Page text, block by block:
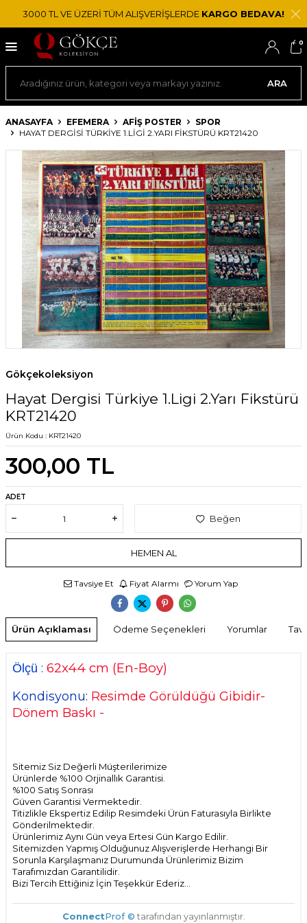
3000 TL VE ÜZERİ TÜM ALIŞVERİŞLERDE KARGO BEDAVA!
ARA
0
ANASAYFA EFEMERA AFIŞ POSTER
SPOR
HAYAT DERGISI TÜRKIYE 1.LIGI 2.YARI FIKSTÜRÜ KRT21420
Gökçekoleksiyon
Hayat Dergisi Türkiye 1.Ligi 2.Yarı Fikstürü
KRT21420
Ürün Kodu : KRT21420
300,00 TL
ADET
Beğen
HEMEN AL
Tavsiye Et Fiyat Alarmı Yorum Yap
Ürün Açıklaması Ödeme Seçenekleri Yorumlar
Ölçü : 62x44 cm (En-Boy)
Kondisyonu: Resimde Görüldüğü Gibidir-
Dönem Baskı -
Sitemiz Siz Değerli Müşterilerimize
Ürünlerde %100 Orjinallık Garantisi.
%100 Satış Sonrası
Güven Garantisi Vermektedir.
Titizlikle Ekspertiz Edilip Resimdeki Ürün Faturasıyla Birlikte
Gönderilmektedir.
Ürünlerimiz Aynı Gün veya Ertesi Gün Kargo Edilir.
Sitemizden Yapmış Olduğunuz Alışverişlerde Herhangi Bir
Sorunla Karşılaşmanız Durumunda Ürünlerimiz Bizim
Tarafımızdan Garantilidir.
Bizi Tercih Ettiğiniz İçin Teşekkür Ederiz...
ConnectProf © tarafından yayınlanmıştır.